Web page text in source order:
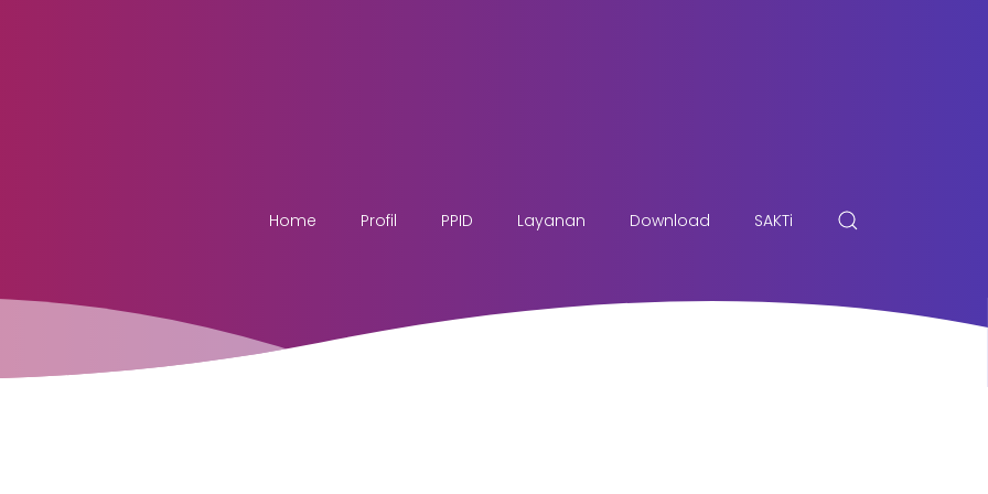
Home Profil PPID Layanan Download SAKTi